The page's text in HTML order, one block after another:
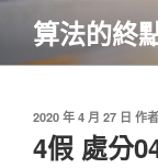
主
算法的終
發
於
2020 年 4 月 27 日 作
4假 處分